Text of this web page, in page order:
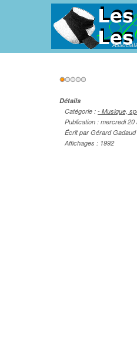
Vote
Détails
Catégorie :- Musique,
Publication : mercredi
Écrit par Gérard Gadaud
Affichages : 1992